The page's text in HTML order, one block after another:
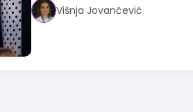
Višnja Jovančević